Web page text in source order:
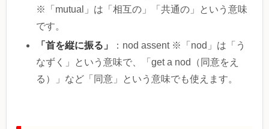
※「mutual」は「相互の」「共通の」という意味
です。
「首を縦に振る」
：nod assent ※「nod」は「う
なずく」という意味で、「get a nod（同意をえ
る）」など「同意」という意味でも使えます。